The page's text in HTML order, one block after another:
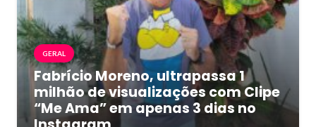
GERAL
Fabrício Moreno, ultrapassa 1
milhão de visualizações com Clipe
“Me Ama” em apenas 3 dias no